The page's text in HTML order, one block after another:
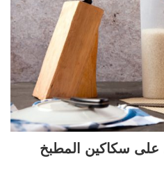
على سكاكين المطبخ